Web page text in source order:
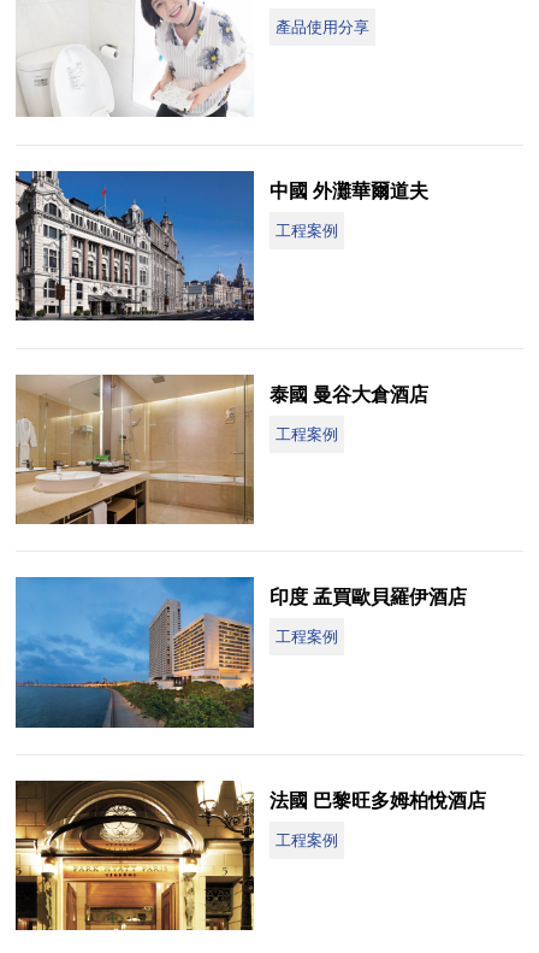
產品使用分享
中國 外灘華爾道夫
工程案例
泰國 曼谷大倉酒店
工程案例
印度 孟買歐貝羅伊酒店
工程案例
法國 巴黎旺多姆柏悅酒店
工程案例